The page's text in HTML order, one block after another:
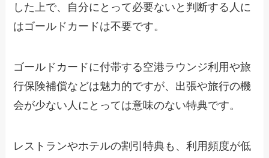
した上で、自分にとって必要ないと判断する人に
はゴールドカードは不要です。
ゴールドカードに付帯する空港ラウンジ利用や旅
行保険補償などは魅力的ですが、出張や旅行の機
会が少ない人にとっては意味のない特典です。
レストランやホテルの割引特典も、利用頻度が低